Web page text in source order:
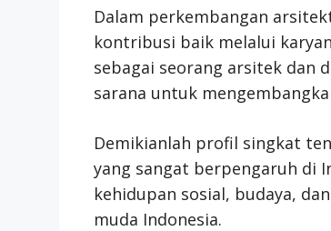
Dalam perkembangan
kontribusi baik melalui
sebagai seorang arsitek dan
sarana untuk
Demikianlah profil singkat
yang sangat berpengaruh di
kehidupan sosial, budaya,
muda Indonesia.